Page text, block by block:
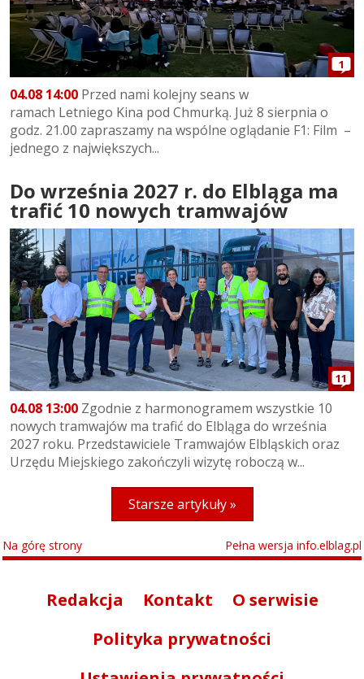
1
04.08 14:00 Przed nami kolejny seans w
ramach Letniego Kina pod Chmurką. Już 8 sierpnia o
godz. 21.00 zapraszamy na wspólne oglądanie F1: Film –
jednego z największych...
Do września 2027 r. do Elbląga ma
trafić 10 nowych tramwajów
11
04.08 13:00 Zgodnie z harmonogramem wszystkie 10
nowych tramwajów ma trafić do Elbląga do września
2027 roku. Przedstawiciele Tramwajów Elbląskich oraz
Urzędu Miejskiego zakończyli wizytę roboczą w...
Starsze artykuły »
Na górę strony Pełna wersja info.elblag.pl
Redakcja Kontakt
O serwisie
Polityka prywatności